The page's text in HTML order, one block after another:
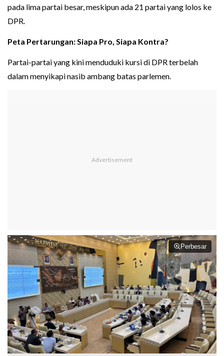
pada lima partai besar, meskipun ada 21 partai yang lolos ke
DPR.
Peta Pertarungan: Siapa Pro, Siapa Kontra?
Partai-partai yang kini menduduki kursi di DPR terbelah
dalam menyikapi nasib ambang batas parlemen.
Perbesar